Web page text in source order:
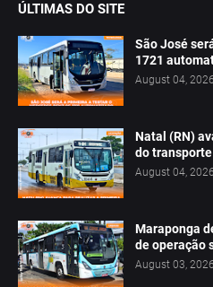
ÚLTIMAS DO SITE
São José
1721
August 04, 2026
Natal (RN)
do
August 04, 2026
Maraponga
de operação
August 03, 2026